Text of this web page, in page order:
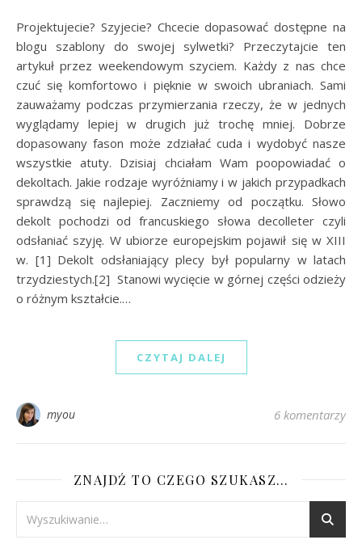
Projektujecie? Szyjecie? Chcecie dopasować dostępne na
blogu szablony do swojej sylwetki? Przeczytajcie ten
artykuł przez weekendowym szyciem. Każdy z nas chce
czuć się komfortowo i pięknie w swoich ubraniach. Sami
zauważamy podczas przymierzania rzeczy, że w jednych
wyglądamy lepiej w drugich już trochę mniej. Dobrze
dopasowany fason może zdziałać cuda i wydobyć nasze
wszystkie atuty. Dzisiaj chciałam Wam poopowiadać o
dekoltach. Jakie rodzaje wyróżniamy i w jakich przypadkach
sprawdzą się najlepiej. Zaczniemy od początku. Słowo
dekolt pochodzi od francuskiego słowa decolleter czyli
odsłaniać szyję. W ubiorze europejskim pojawił się w XIII
w. [1] Dekolt odsłaniający plecy był popularny w latach
trzydziestych.[2] Stanowi wycięcie w górnej części odzieży
o różnym kształcie.…
CZYTAJ DALEJ
myou 6 komentarzy
ZNAJDŹ TO CZEGO SZUKASZ…